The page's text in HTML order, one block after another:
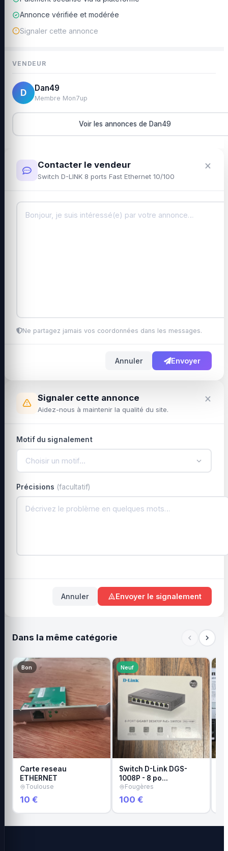
Annonce vérifiée et modérée
Signaler cette annonce
VENDEUR
D Dan49
Membre Mon7up
Voir les annonces de Dan49
Contacter le vendeur
Switch D-LINK 8 ports Fast Ethernet 10/100
×
Ne partagez jamais vos coordonnées dans les messages.
Annuler Envoyer
Signaler cette annonce
Aidez-nous à maintenir la qualité du site.
×
Motif du signalement
Choisir un motif…
Précisions (facultatif)
Annuler Envoyer le signalement
Dans la même catégorie
Bon
Carte reseau
ETHERNET
Toulouse
10 €
Neuf
Switch D-Link DGS-
1008P - 8 po…
Fougères
100 €